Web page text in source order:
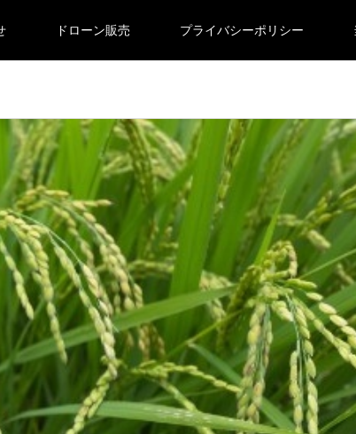
ドローン販売 プライバシーポリシー